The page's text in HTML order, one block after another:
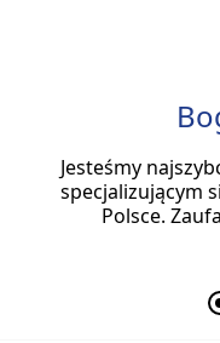
Jesteśmy
specjalizującym
Polsce.